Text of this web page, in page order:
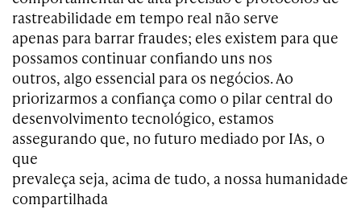
rastreabilidade em tempo real não serve
apenas para barrar fraudes; eles existem para que
possamos continuar confiando uns nos
outros, algo essencial para os negócios. Ao
priorizarmos a confiança como o pilar central do
desenvolvimento tecnológico, estamos
assegurando que, no futuro mediado por IAs, o
que
prevaleça seja, acima de tudo, a nossa humanidade
compartilhada